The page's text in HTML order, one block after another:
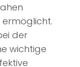
der
wichtige